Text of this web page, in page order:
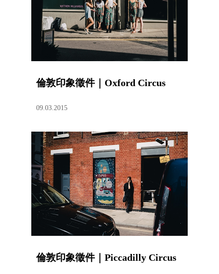
倫敦印象徵件｜Oxford Circus
09.03.2015
倫敦印象徵件｜Piccadilly Circus